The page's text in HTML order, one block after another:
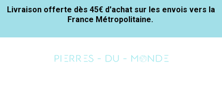
Livraison offerte dès 45€ d'achat sur les envois vers la
France Métropolitaine.